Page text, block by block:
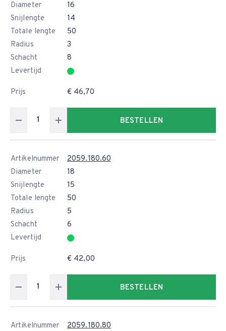
Diameter
16
Snijlengte
14
Totale lengte
50
Radius
3
Schacht
8
Levertijd
Prijs € 46,70
BESTELLEN
Artikelnummer
2059.180.60
Diameter
18
Snijlengte
15
Totale lengte
50
Radius
5
Schacht
6
Levertijd
Prijs € 42,00
BESTELLEN
Artikelnummer
2059.180.80